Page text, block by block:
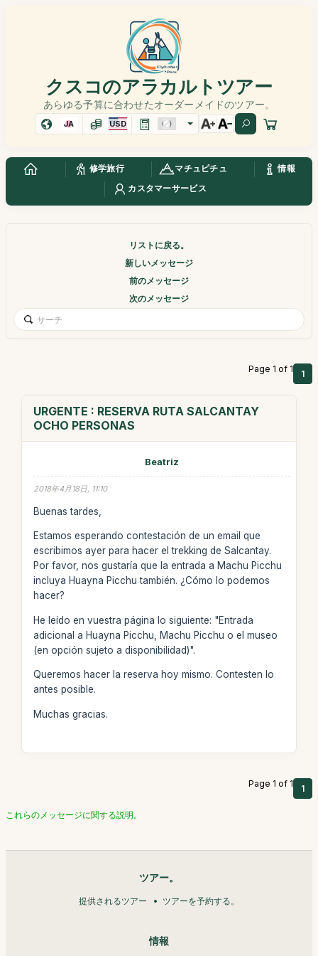
クスコのアラカルトツアー
あらゆる予算に合わせたオーダーメイドのツアー。
JA USD
修学旅行 マチュピチュ
情報
カスタマーサービス
リストに戻る。
新しいメッセージ
前のメッセージ
次のメッセージ
Page 1 of 1 1
URGENTE : RESERVA RUTA SALCANTAY
OCHO PERSONAS
Beatriz
2018年4月18日, 11:10
Buenas tardes,
Estamos esperando contestación de un email que
escribimos ayer para hacer el trekking de Salcantay.
Por favor, nos gustaría que la entrada a Machu Picchu
incluya Huayna Picchu también. ¿Cómo lo podemos
hacer?
He leído en vuestra página lo siguiente: "Entrada
adicional a Huayna Picchu, Machu Picchu o el museo
(en opción sujeto a disponibilidad)".
Queremos hacer la reserva hoy mismo. Contesten lo
antes posible.
Muchas gracias.
Page 1 of 1 1
これらのメッセージに関する説明。
ツアー。
提供されるツアー ツアーを予約する。
情報